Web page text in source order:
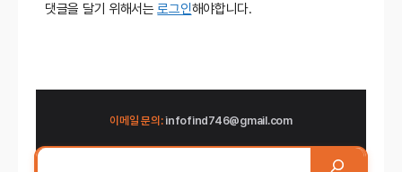
댓글을 달기 위해서는로그인해야합니다.
이메일 문의:infofind746@gmail.com